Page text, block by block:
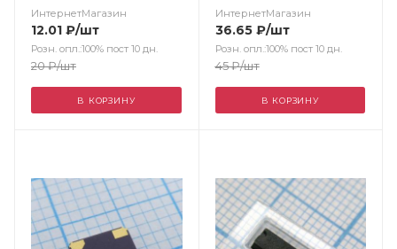
ИнтернетМагазин
12.01 ₽/шт
Розн. опл.:100% пост 10 дн.
20₽/шт
В КОРЗИНУ
ИнтернетМагазин
36.65₽/шт
Розн. опл.:100% пост 10 дн.
45₽/шт
В КОРЗИНУ